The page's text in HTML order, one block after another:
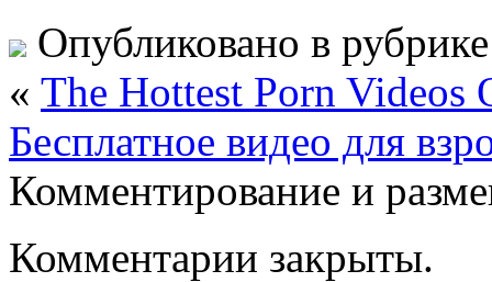
Опубликовано в
« The Hottest Porn Videos
Бесплатное видео для
Комментирование и
Комментарии закрыты.